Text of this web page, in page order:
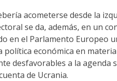
acometerse desde la
se da, además, en un
en el Parlamento
económica en
desfavorables a la
de Ucrania.